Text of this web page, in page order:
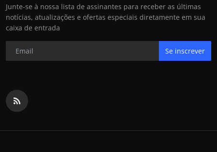
Junte-se à nossa lista de assinantes para receber as últimas
notícias, atualizações e ofertas especiais diretamente em sua
caixa de entrada
Se inscrever